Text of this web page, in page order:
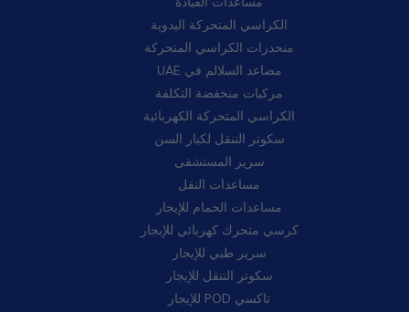
الكراسي المتحركة اليدوية
منحدرات الكراسي المتحركة
مصاعد السلالم في UAE
مركبات منخفضة التكلفة
الكراسي المتحركة الكهربائية
سكوتر التنقل لكبار السن
سرير المستشفى
مساعدات النقل
مساعدات الحمام للإيجار
كرسي متحرك كهربائي للإيجار
سرير طبي للإيجار
سكوتر التنقل للإيجار
تاكسي POD للإيجار